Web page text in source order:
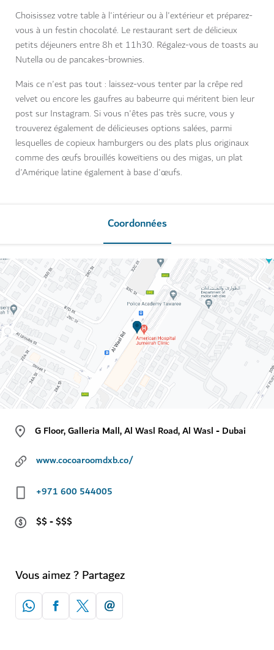
Choisissez votre table à l'intérieur ou à l'extérieur et préparez-
vous à un festin chocolaté. Le restaurant sert de délicieux
petits déjeuners entre 8h et 11h30. Régalez-vous de toasts au
Nutella ou de pancakes-brownies.
Mais ce n'est pas tout : laissez-vous tenter par la crêpe red
velvet ou encore les gaufres au babeurre qui méritent bien leur
post sur Instagram. Si vous n'êtes pas très sucre, vous y
trouverez également de délicieuses options salées, parmi
lesquelles de copieux hamburgers ou des plats plus originaux
comme des œufs brouillés koweïtiens ou des migas, un plat
d'Amérique latine également à base d'œufs.
Coordonnées
G Floor, Galleria Mall, Al Wasl Road, Al Wasl - Dubai
www.cocoaroomdxb.co/
+971 600 544005
$$ - $$$
Vous aimez ? Partagez